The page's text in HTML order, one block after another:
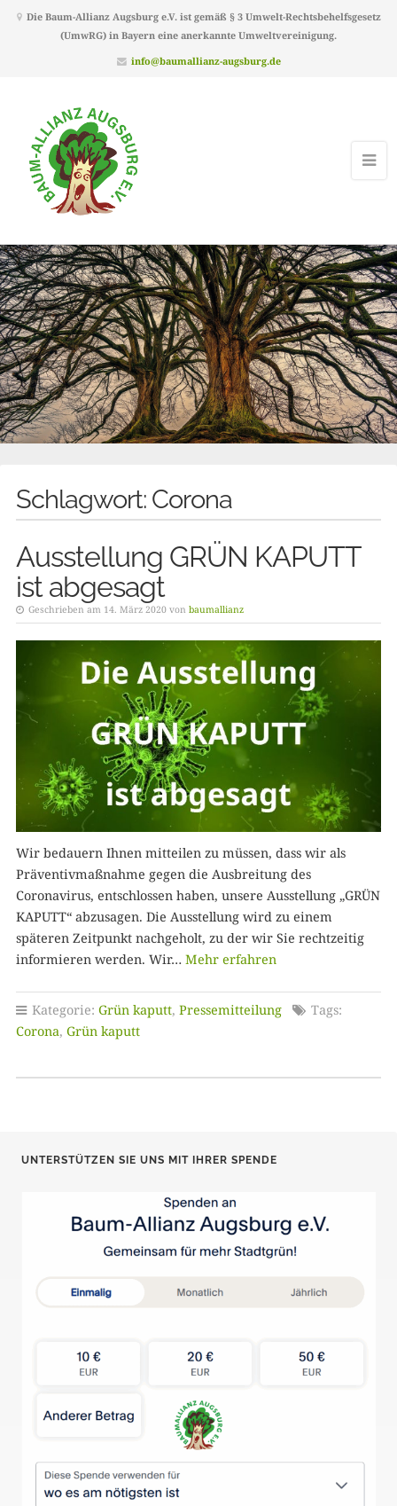
Die Baum-Allianz Augsburg e.V. ist gemäß § 3 Umwelt-Rechtsbehelfsgesetz
(UmwRG) in Bayern eine anerkannte Umweltvereinigung.
info@baumallianz-augsburg.de
Schlagwort: Corona
Ausstellung GRÜN KAPUTT
ist abgesagt
Geschrieben am 14. März 2020 von baumallianz
Wir bedauern Ihnen mitteilen zu müssen, dass wir als
Präventivmaßnahme gegen die Ausbreitung des
Coronavirus, entschlossen haben, unsere Ausstellung „GRÜN
KAPUTT“ abzusagen. Die Ausstellung wird zu einem
späteren Zeitpunkt nachgeholt, zu der wir Sie rechtzeitig
informieren werden. Wir… Mehr erfahren
Kategorie: Grün kaputt, Pressemitteilung
Tags:
Corona, Grün kaputt
UNTERSTÜTZEN SIE UNS MIT IHRER SPENDE